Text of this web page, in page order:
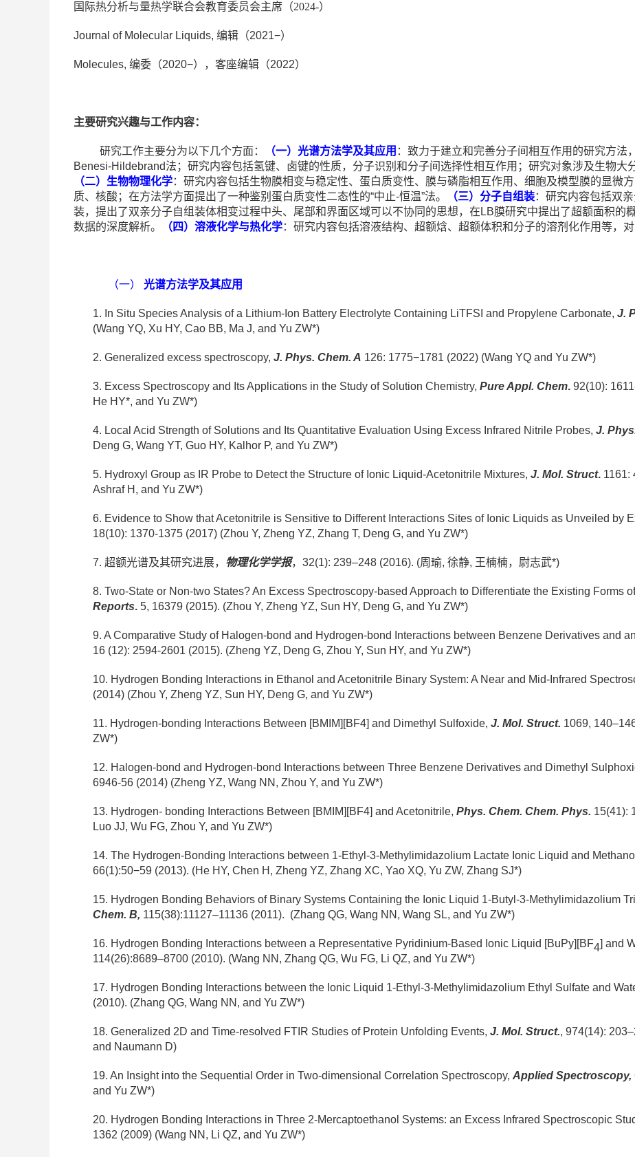
国际热分析与量热学联合会教育委员会主席（2024-）
Journal of Molecular Liquids, 编辑 （2021−）
Molecules, 编委 （2020−），客座编辑（2022）
主要研究兴趣与工作内容：
研究工作主要分为以下几个方面： （一）光谱方法学及其应用 ：致力于建立和完善分子间相互作用的研究方法
Benesi-Hildebrand法 ； 研究内容包括氢键、卤键的性质，分子识别 和分子间选择性相互作用；研究对象涉及生物大
（二）生物物理化学：研究内容包括生物膜相变与稳定性、蛋白质变性、膜与磷脂相互作用 、 细胞及模型膜的显微
质、核酸；在方法学方面提出了一种鉴别蛋白质变性二态性的“中止-恒温”法。 （三）分子自组装：研究内容包括双
装，提出了双亲分子自组装体相变过程中头、尾部和界面区域可以不协同的思想，在 LB膜研究中提出了超额面积的
数据的深度解析。 （四） 溶液化学与热化学：研究内容包括溶液结构、超额焓、超额体积和分子的溶剂化作用等，对
（一） 光谱方法学及其应用
1. In Situ Species Analysis of a Lithium-Ion Battery Electrolyte Containing LiTFSI and Propylene Carbonate, J.
(Wang YQ, Xu HY, Cao BB, Ma J, and Yu ZW*)
2. Generalized excess spectroscopy, J. Phys. Chem. A 126: 1775−1781 (2022) (Wang YQ and Yu ZW*)
3. Excess Spectroscopy and Its Applications in the Study of Solution Chemistry, Pure Appl. Chem. 92(10):
He HY*, and Yu ZW*)
4. Local Acid Strength of Solutions and Its Quantitative Evaluation Using Excess Infrared Nitrile Probes, J.
Deng G, Wang YT, Guo HY, Kalhor P, and Yu ZW*)
5. Hydroxyl Group as IR Probe to Detect the Structure of Ionic Liquid-Acetonitrile Mixtures, J. Mol. Struct. 1161:
Ashraf H, and Yu ZW*)
6. Evidence to Show that Acetonitrile is Sensitive to Different Interactions Sites of Ionic Liquids as Unveiled by
18(10): 1370-1375 (2017) (Zhou Y, Zheng YZ, Zhang T, Deng G, and Yu ZW*)
7. 超额光谱及其研究进展， 物理化学学报，32(1): 239–248 (2016). (周瑜, 徐静, 王楠楠，尉志武*)
8. Two-State or Non-two States? An Excess Spectroscopy-based Approach to Differentiate the Existing Forms
Reports. 5, 16379 (2015). (Zhou Y, Zheng YZ, Sun HY, Deng G, and Yu ZW*)
9. A Comparative Study of Halogen-bond and Hydrogen-bond Interactions between Benzene Derivatives and
16 (12): 2594-2601 (2015). (Zheng YZ, Deng G, Zhou Y, Sun HY, and Yu ZW*)
10. Hydrogen Bonding Interactions in Ethanol and Acetonitrile Binary System: A Near and Mid-Infrared
(2014) (Zhou Y, Zheng YZ, Sun HY, Deng G, and Yu ZW*)
11. Hydrogen-bonding Interactions Between [BMIM][BF4] and Dimethyl Sulfoxide, J. Mol. Struct. 1069,
ZW*)
12. Halogen-bond and Hydrogen-bond Interactions between Three Benzene Derivatives and Dimethyl
6946-56 (2014) (Zheng YZ, Wang NN, Zhou Y, and Yu ZW*)
13. Hydrogen- bonding Interactions Between [BMIM][BF4] and Acetonitrile, Phys. Chem. Chem. Phys. 15(41):
Luo JJ, Wu FG, Zhou Y, and Yu ZW*)
14. The Hydrogen-Bonding Interactions between 1-Ethyl-3-Methylimidazolium Lactate Ionic Liquid and
66(1):50−59 (2013). (He HY, Chen H, Zheng YZ, Zhang XC, Yao XQ, Yu ZW, Zhang SJ*)
15. Hydrogen Bonding Behaviors of Binary Systems Containing the Ionic Liquid 1-Butyl-3-Methylimidazolium
Chem. B, 115(38):11127–11136 (2011). (Zhang QG, Wang NN, Wang SL, and Yu ZW*)
16. Hydrogen Bonding Interactions between a Representative Pyridinium-Based Ionic Liquid [BuPy][BF4] and
114(26):8689–8700 (2010). (Wang NN, Zhang QG, Wu FG, Li QZ, and Yu ZW*)
17. Hydrogen Bonding Interactions between the Ionic Liquid 1-Ethyl-3-Methylimidazolium Ethyl Sulfate and
(2010). (Zhang QG, Wang NN, and Yu ZW*)
18. Generalized 2D and Time-resolved FTIR Studies of Protein Unfolding Events, J. Mol. Struct., 974(14):
and Naumann D)
19. An Insight into the Sequential Order in Two-dimensional Correlation Spectroscopy, Applied Spectroscopy,
and Yu ZW*)
20. Hydrogen Bonding Interactions in Three 2-Mercaptoethanol Systems: an Excess Infrared Spectroscopic
1362 (2009) (Wang NN, Li QZ, and Yu ZW*)